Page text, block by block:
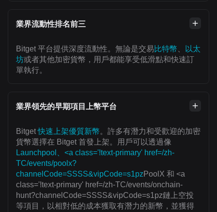
業界流動性排名前三
Bitget 平台提供深度流動性。無論是交易比特幣
以太
坊或者其他加密貨幣，用戶都能享受低滑點和快速訂
單執行。
業界領先的早期項目上幣平台
Bitget快速上架優質新幣。許多有潛力和受歡迎的加密
貨幣選擇在 Bitget 首發上架。用戶可以透過像
Launchpool、<a class='!text-primary' href=/zh-
TC/events/poolx?
channelCode=SSSS&vipCode=s1pzPoolX 和 <a
class='!text-primary' href=/zh-TC/events/onchain-
hunt?channelCode=SSSS&vipCode=s1pz鏈上空投
等項目，以相對低的成本獲取有潛力的新幣，並獲得